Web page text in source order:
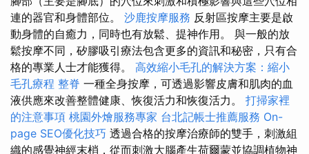
連的器官和身體部位。 沙鹿按摩服務 反射區按摩主要是啟
動身體的自癒力，同時也有放鬆、提神作用。 與一般的放
鬆按摩不同，矽膠吸引療法包含更多的資訊和秘密，只有合
格的專業人士才能獲得。 高效縮小毛孔的解決方案：縮小
毛孔療程 整脊 一種全身按摩，可透過影響皮膚和肌肉的血
液供應來改善整體健康、恢復活力和恢復活力。 打掃家裡
的注意事項 桃園外燴服務專家 台北記帳士推薦服務 On-
page SEO優化技巧 透過合格的按摩治療師的雙手，刺激組
織的感覺神經末梢，從而刺激大腦產生荷爾蒙並協調植物神